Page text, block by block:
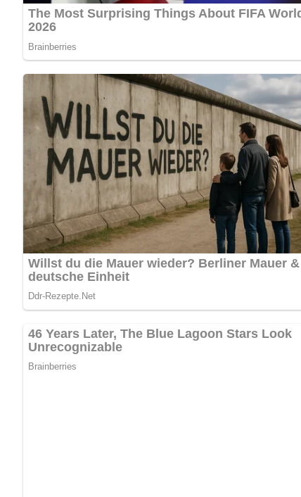
Likör aus schwarzen